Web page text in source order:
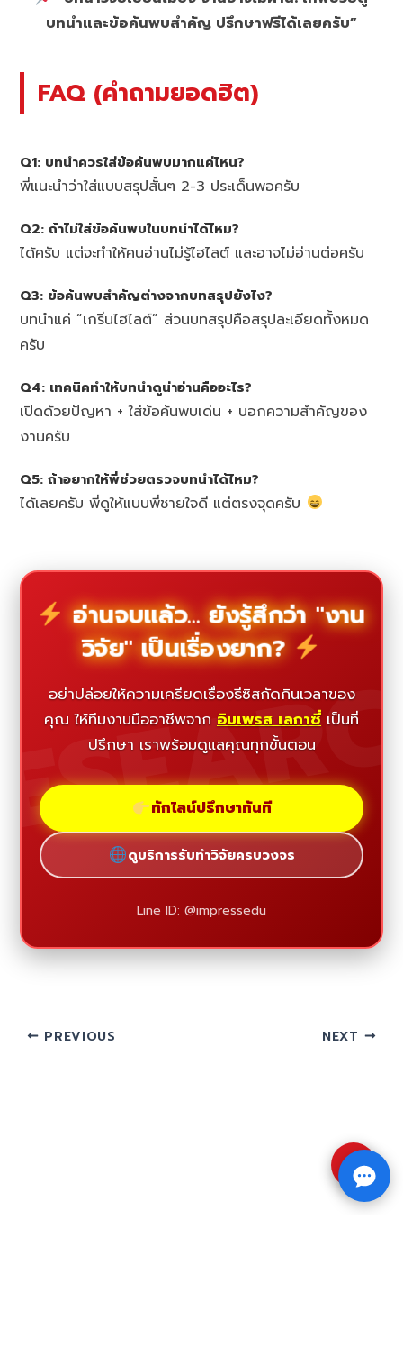
บทนำและข้อค้นพบสำคัญ ปรึกษาฟรีได้เลยครับ”
FAQ (คำถามยอดฮิต)
Q1: บทนำควรใส่ข้อค้นพบมากแค่ไหน?
พี่แนะนำว่าใส่แบบสรุปสั้นๆ 2-3 ประเด็นพอครับ
Q2: ถ้าไม่ใส่ข้อค้นพบในบทนำได้ไหม?
ได้ครับ แต่จะทำให้คนอ่านไม่รู้ไฮไลต์ และอาจไม่อ่านต่อครับ
Q3: ข้อค้นพบสำคัญต่างจากบทสรุปยังไง?
บทนำแค่ “เกริ่นไฮไลต์” ส่วนบทสรุปคือสรุปละเอียดทั้งหมด
ครับ
Q4: เทคนิคทำให้บทนำดูน่าอ่านคืออะไร?
เปิดด้วยปัญหา + ใส่ข้อค้นพบเด่น + บอกความสำคัญของ
งานครับ
Q5: ถ้าอยากให้พี่ช่วยตรวจบทนำได้ไหม?
ได้เลยครับ พี่ดูให้แบบพี่ชายใจดี แต่ตรงจุดครับ
อ่านจบแล้ว... ยังรู้สึกว่า "งาน
วิจัย" เป็นเรื่องยาก?
อย่าปล่อยให้ความเครียดเรื่องธีซิสกัดกินเวลาของ
คุณ ให้ทีมงานมืออาชีพจาก อิมเพรส เลกาซี่ เป็นที่
ปรึกษา เราพร้อมดูแลคุณทุกขั้นตอน
ทักไลน์ปรึกษาทันที
ดูบริการรับทำวิจัยครบวงจร
Line ID: @impressedu
PREVIOUS NEXT
⇧